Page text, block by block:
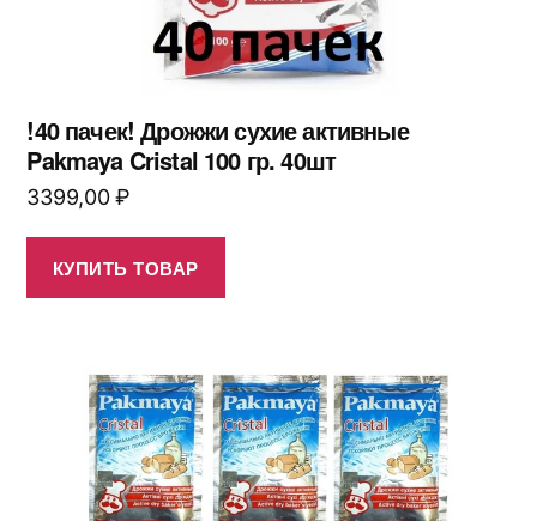
!40 пачек! Дрожжи сухие активные
Pakmaya Cristal 100 гр. 40шт
3399,00₽
КУПИТЬ ТОВАР